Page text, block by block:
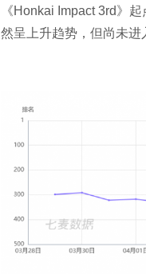
《Honkai Impact 3rd》起
然呈上升趋势，但尚未进